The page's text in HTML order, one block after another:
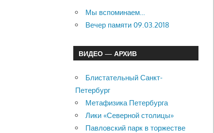
Мы вспоминаем…
Вечер памяти 09.03.2018
ВИДЕО — АРХИВ
Блистательный Санкт-
Петербург
Метафизика Петербурга
Лики «Северной столицы»
Павловский парк в торжестве